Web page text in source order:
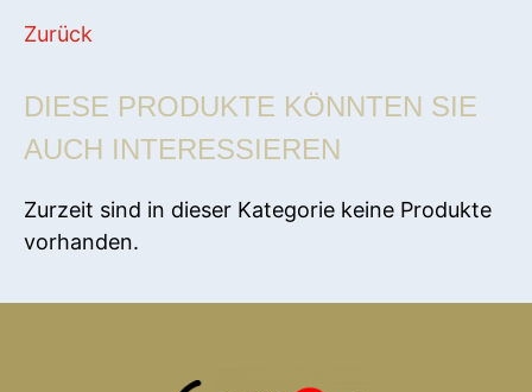
Zurück
DIESE PRODUKTE KÖNNTEN SIE
AUCH INTERESSIEREN
Zurzeit sind in dieser Kategorie keine Produkte
vorhanden.